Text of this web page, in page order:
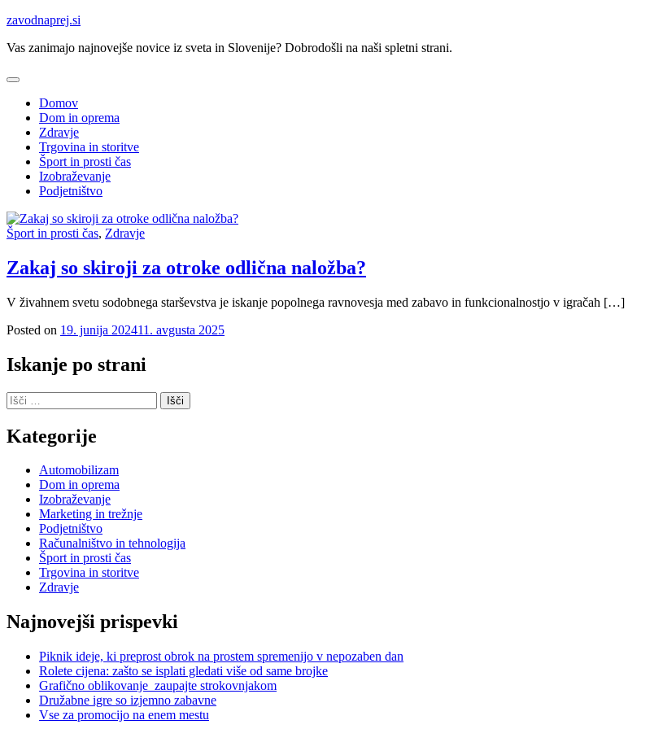
Skip
content
zavodnaprej.si
Vas zanimajo najnovejše novice iz sveta in Slovenije? Dobrodošli na naši spletni strani.
Domov
Dom in oprema
Zdravje
Trgovina in storitve
Šport in prosti čas
Izobraževanje
Podjetništvo
Šport in prosti čas, Zdravje
Zakaj so skiroji za otroke odlična naložba?
V živahnem svetu sodobnega starševstva je iskanje popolnega ravnovesja med zabavo in funkcionalnostjo v igračah […]
Posted on 19. junija 202411. avgusta 2025
Iskanje po strani
Išči:
Kategorije
Automobilizam
Dom in oprema
Izobraževanje
Marketing in trežnje
Podjetništvo
Računalništvo in tehnologija
Šport in prosti čas
Trgovina in storitve
Zdravje
Najnovejši prispevki
Piknik ideje, ki preprost obrok na prostem spremenijo v nepozaben dan
Rolete cijena: zašto se isplati gledati više od same brojke
Grafično oblikovanje zaupajte strokovnjakom
Družabne igre so izjemno zabavne
Vse za promocijo na enem mestu